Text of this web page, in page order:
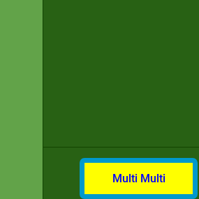
Multi Multi